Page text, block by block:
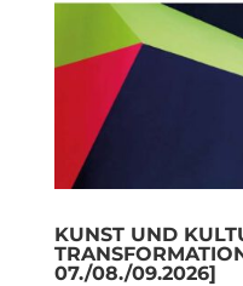
KUNST UND
07./08./09.2026]